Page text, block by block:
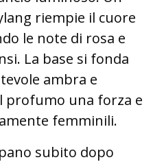
riempie il cuore
le note di rosa e
La base si fonda
ambra e
profumo una forza e
femminili.
subito dopo